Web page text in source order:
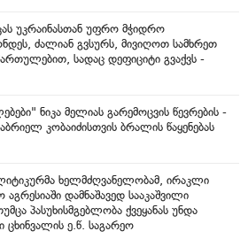
უკრაინასთან უფრო მჭიდრო
ძალიან გვსურს, მივიღოთ სამხრეთ
სადაც დეფიციტი გვაქვს -
ნიკა მელიას გარემოცვის წევრების -
კობაიძისთვის ბრალის წაყენებას
ხელმძღვანელობამ, ირაკლი
დამნაშავედ სააკაშვილი
პასუხისმგებლობა ქვეყანას უნდა
ე.წ. საგარეო